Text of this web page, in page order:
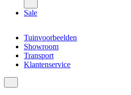
Sale
Tuinvoorbeelden
Showroom
Transport
Klantenservice